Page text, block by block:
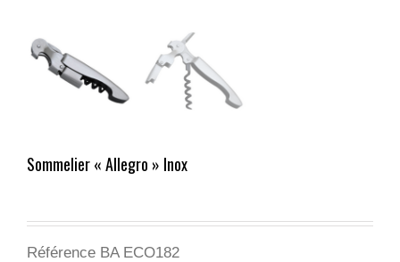
Sommelier « Allegro » Inox
Référence BA ECO182